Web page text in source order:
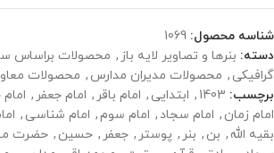
شناسه محصول: 1069
دسته: بنرها و تصاویر لایه باز , محصولات براساس
گرافیکی , محصولات مدیران مدارس , محصولات
برچسب: 1403
, ابتدایی , امام باقر , امام جعفر ,
امام زمان , امام سجاد , امام سوم, امام شناسی ,
بقیه الله , بن , بنر , پوستر , جعفر , حسین , حضرت